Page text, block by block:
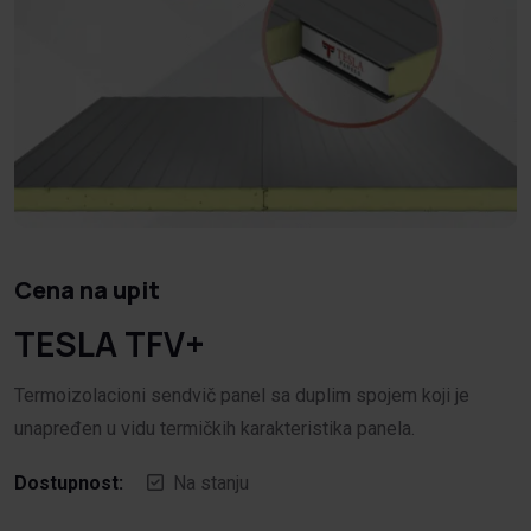
Cena na upit
TESLA TFV+
Termoizolacioni sendvič panel sa duplim spojem koji je
unapređen u vidu termičkih karakteristika panela.
Dostupnost: Na stanju